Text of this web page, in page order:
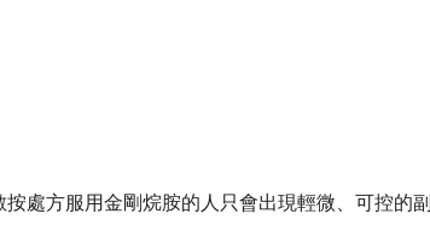
處方服用金剛烷胺的人只會出現輕微、可控的